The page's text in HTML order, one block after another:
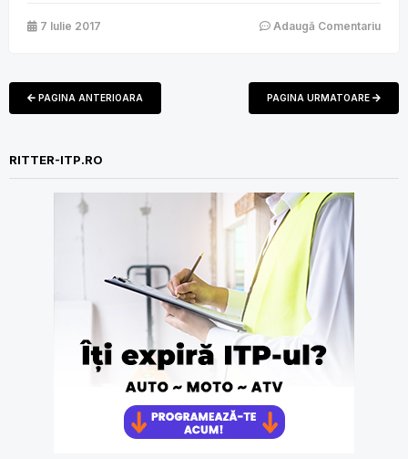
imobilizarea acestuia. Totusi, proprietarii vor trebui sa
depuna placutele de inmatriculare politie. Aceasta solutie
7 Iulie 2017 Adaugă Comentariu
PAGINA ANTERIOARA PAGINA URMATOARE
RITTER-ITP.RO